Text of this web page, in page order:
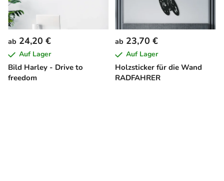
Bild Harley - Drive to
freedom
ab 24,20 €
Auf Lager
Holzsticker für die Wand
RADFAHRER
ab 23,70 €
Auf Lager